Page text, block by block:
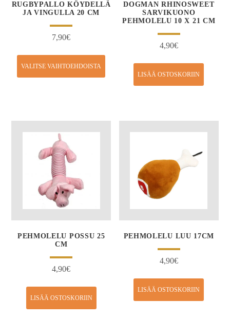
RUGBYPALLO KÖYDELLÄ
JA VINGULLA 20 CM
7,90€
VALITSE VAIHTOEHDOISTA
DOGMAN RHINOSWEET
SARVIKUONO
PEHMOLELU 10 X 21 CM
4,90€
LISÄÄ OSTOSKORIIN
PEHMOLELU POSSU 25
CM
4,90€
LISÄÄ OSTOSKORIIN
PEHMOLELU LUU 17CM
4,90€
LISÄÄ OSTOSKORIIN